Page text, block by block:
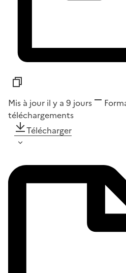
Mis à jour il y a 9 jours
téléchargements
Télécharger